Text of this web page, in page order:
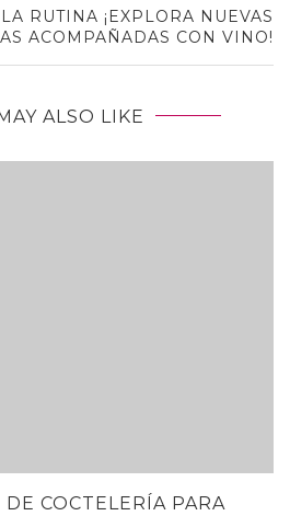
RUTINA ¡EXPLORA NUEVAS
ACOMPAÑADAS CON VINO!
ALSO LIKE
COCTELERÍA PARA